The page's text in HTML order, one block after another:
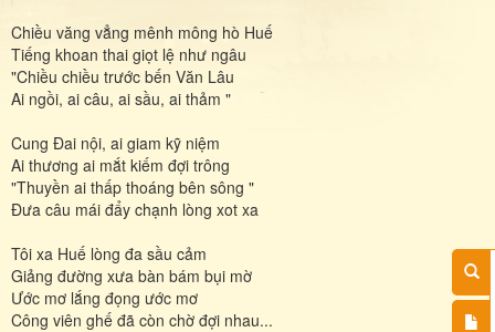
Chiều văng vẳng mênh mông hò Huế
Tiếng khoan thai giọt lệ như ngâu
"Chiều chiều trước bến Văn Lâu
Ai ngồi, ai câu, ai sầu, ai thảm "
Cung Đai nội, ai giam kỹ niệm
Ai thương ai mắt kiếm đợi trông
"Thuyền ai thấp thoáng bên sông "
Đưa câu mái đẩy chạnh lòng xot xa
Tôi xa Huế lòng đa sầu cảm
Giảng đường xưa bàn bám bụi mờ
Ước mơ lắng đọng ước mơ
Công viên ghế đã còn chờ đợi nhau...